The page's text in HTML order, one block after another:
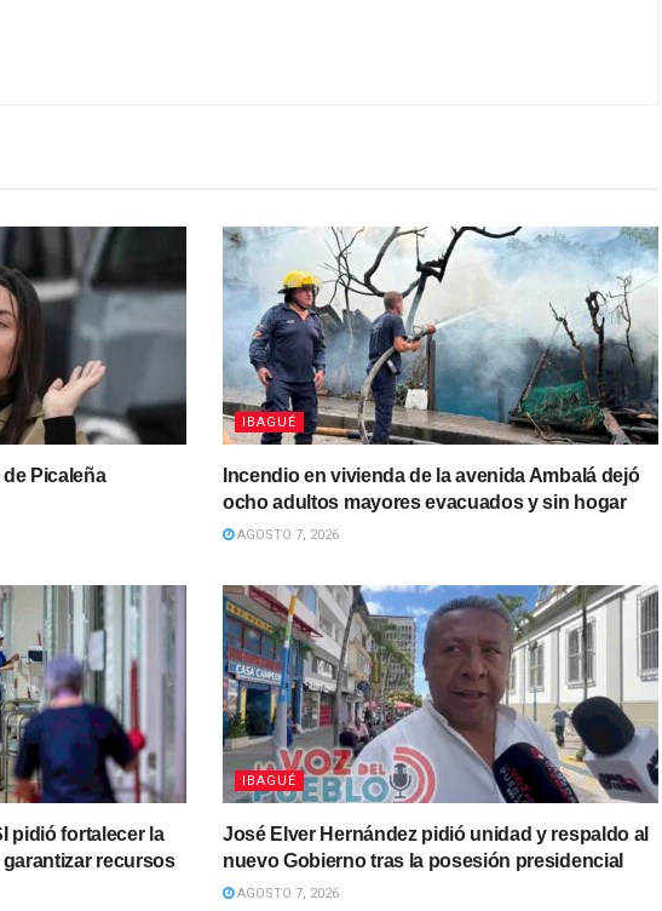
Picaleña
IBAGUÉ
Incendio en vivienda de la avenida Ambalá dejó
ocho adultos mayores evacuados y sin hogar
AGOSTO 7, 2026
pidió fortalecer la
recursos
IBAGUÉ
José Elver Hernández pidió unidad y respaldo al
nuevo Gobierno tras la posesión presidencial
AGOSTO 7, 2026